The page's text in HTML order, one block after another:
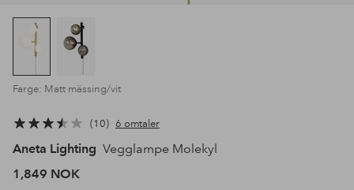
Farge: Matt mässing/vit
10 6 omtaler
Aneta Lighting Vegglampe Molekyl
1,849 NOK